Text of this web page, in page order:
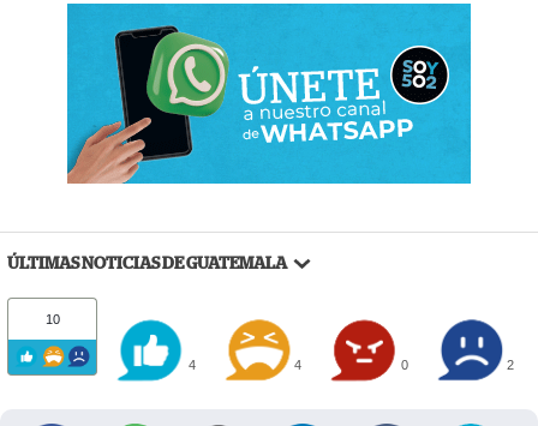
ÚLTIMAS NOTICIAS DE GUATEMALA
10
4 4 0 2